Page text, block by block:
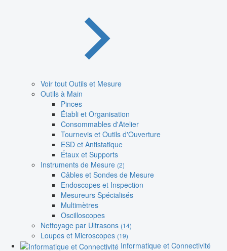
Voir tout Outils et Mesure
Outils à Main
Pinces
Établi et Organisation
Consommables d'Atelier
Tournevis et Outils d'Ouverture
ESD et Antistatique
Étaux et Supports
Instruments de Mesure (2)
Câbles et Sondes de Mesure
Endoscopes et Inspection
Mesureurs Spécialisés
Multimètres
Oscilloscopes
Nettoyage par Ultrasons (14)
Loupes et Microscopes (19)
Informatique et Connectivité